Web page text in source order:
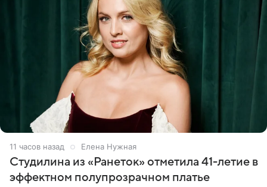
11 часов назад Елена Нужная
Студилина из «Ранеток» отметила 41-летие в
эффектном полупрозрачном платье